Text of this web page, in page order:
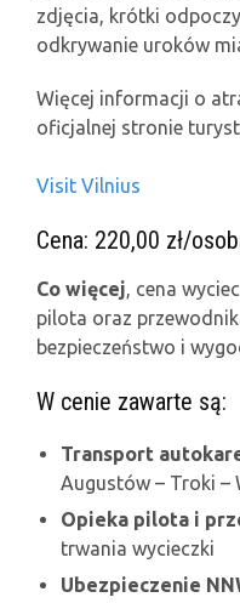
zdjęcia, krótki
odkrywanie uroków
Więcej informacji o
oficjalnej stronie
Visit Vilnius
Cena: 220,00 zł/
Co więcej, cena
pilota oraz
bezpieczeństwo i
W cenie zawarte są:
Transport
Augustów – Troki –
Opieka pilota i
trwania wycieczki
Ubezpieczenie